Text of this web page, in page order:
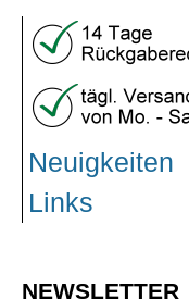
Neuigkeiten
Links
NEWSLETTER